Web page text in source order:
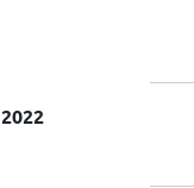
2022